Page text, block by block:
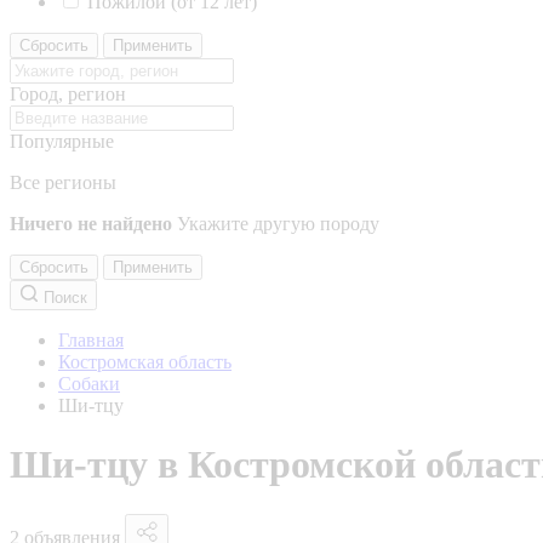
Сбросить Применить
Город, регион
Популярные
Все регионы
Ничего не найдено Укажите другую породу
Сбросить
Применить
Поиск
Главная
Костромская область
Собаки
Ши-тцу
Ши-тцу в Костромской
2 объявления